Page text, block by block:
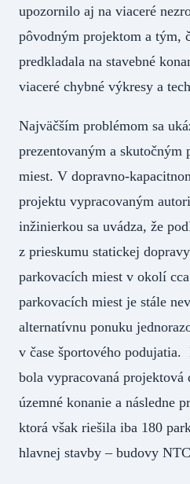
upozornilo aj na viaceré
pôvodným projektom a tým,
predkladala na stavebné
viaceré chybné výkresy a
Najväčším problémom sa
prezentovaným a skutočným
miest. V dopravno-
projektu vypracovaným
inžinierkou sa uvádza, že
z prieskumu statickej
parkovacích miest v okolí
parkovacích miest je stále
alternatívnu ponuku
v čase športového
bola vypracovaná
územné konanie a následne
ktorá však riešila iba 180
hlavnej stavby – budovy